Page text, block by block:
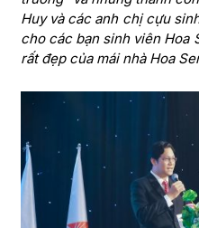
Huy và các anh chị cựu
cho các bạn sinh viên Hoa
rất đẹp của mái nhà Hoa